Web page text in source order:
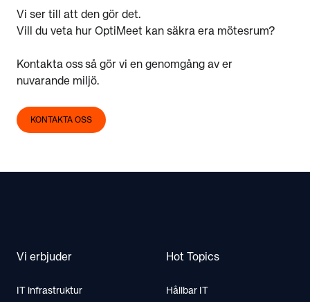
Vi ser till att den gör det.
Vill du veta hur OptiMeet kan säkra era mötesrum?
Kontakta ossså gör vi en genomgång av er
nuvarande miljö.
KONTAKTA OSS
Vi erbjuder
IT infrastruktur
Hot Topics
Hållbar IT